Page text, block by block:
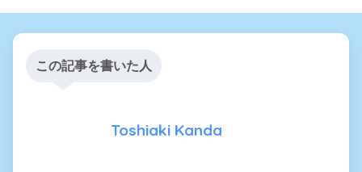
この記事を書いた人
Toshiaki Kanda